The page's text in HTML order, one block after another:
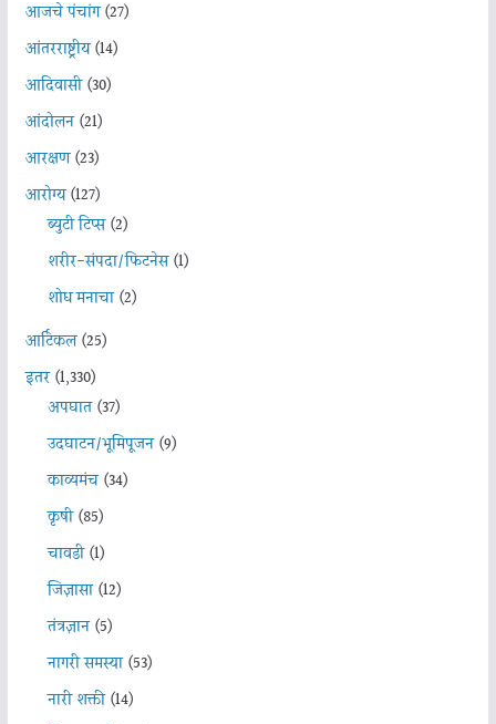
आजचे पंचांग(27)
आंतरराष्ट्रीय(14)
आदिवासी(30)
आंदोलन(21)
आरक्षण(23)
आरोग्य(127)
ब्युटी टिप्स(2)
शरीर-संपदा/फिटनेस(1)
शोध मनाचा(2)
आर्टिकल(25)
इतर(1,330)
अपघात(37)
उदघाटन/भूमिपूजन(9)
काव्यमंच(34)
कृषी(85)
चावडी(1)
जिज्ञासा(12)
तंत्रज्ञान(5)
नागरी समस्या(53)
नारी शक्ती(14)